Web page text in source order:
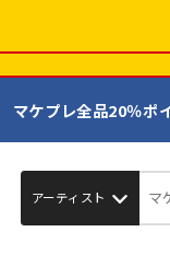
マケプレ全品20％ポ
マ